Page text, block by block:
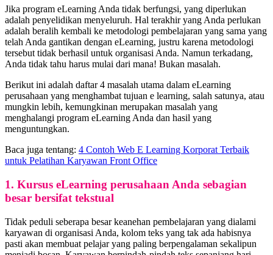
Jika program eLearning Anda tidak berfungsi, yang diperlukan
adalah penyelidikan menyeluruh. Hal terakhir yang Anda perlukan
adalah beralih kembali ke metodologi pembelajaran yang sama yang
telah Anda gantikan dengan eLearning, justru karena metodologi
tersebut tidak berhasil untuk organisasi Anda. Namun terkadang,
Anda tidak tahu harus mulai dari mana! Bukan masalah.
Berikut ini adalah daftar 4 masalah utama dalam eLearning
perusahaan yang menghambat tujuan e learning, salah satunya, atau
mungkin lebih, kemungkinan merupakan masalah yang
menghalangi program eLearning Anda dan hasil yang
menguntungkan.
Baca juga tentang: 4 Contoh Web E Learning Korporat Terbaik
untuk Pelatihan Karyawan Front Office
1. Kursus eLearning perusahaan Anda sebagian
besar bersifat tekstual
Tidak peduli seberapa besar keanehan pembelajaran yang dialami
karyawan di organisasi Anda, kolom teks yang tak ada habisnya
pasti akan membuat pelajar yang paling berpengalaman sekalipun